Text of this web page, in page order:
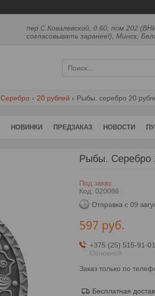
пер.С.Ковалевской, д.60, пом.202
согласовывать заранее!), Минск,
Серебро 20 рублей Рыбы. серебро 20
НОВИНКИ ПРЕДЗАКАЗ НОВОСТИ
Рыбы. Серебро
Под заказ
Код: 020086
Отправка с 09
597 руб.
+375 (25) 515-91-01
Основной
Заказ только по
Бесплатная